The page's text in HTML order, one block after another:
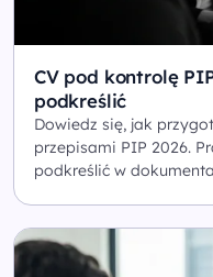
CV pod kontrolę
podkreślić
Dowiedz się, jak
przepisami PIP 2026.
podkreślić w